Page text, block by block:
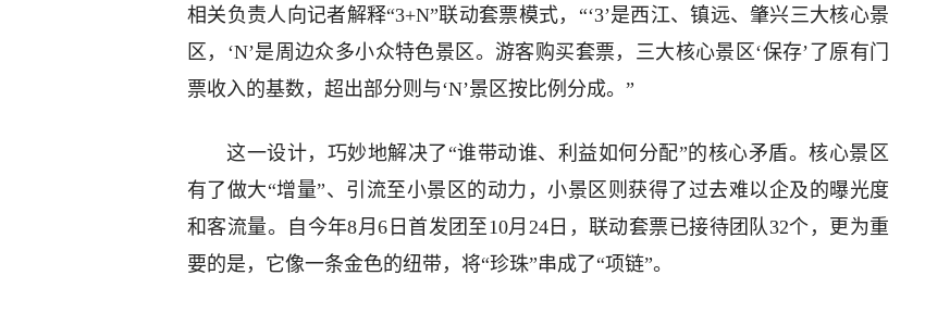
相关负责人向记者解释“3+N”联动套票模式，“‘3’是西江、镇远、肇兴三大核心景
区，‘N’是周边众多小众特色景区。游客购买套票，三大核心景区‘保存’了原有门
票收入的基数，超出部分则与‘N’景区按比例分成。”
这一设计，巧妙地解决了“谁带动谁、利益如何分配”的核心矛盾。核心景区
有了做大“增量”、引流至小景区的动力，小景区则获得了过去难以企及的曝光度
和客流量。自今年8月6日首发团至10月24日，联动套票已接待团队32个，更为重
要的是，它像一条金色的纽带，将“珍珠”串成了“项链”。